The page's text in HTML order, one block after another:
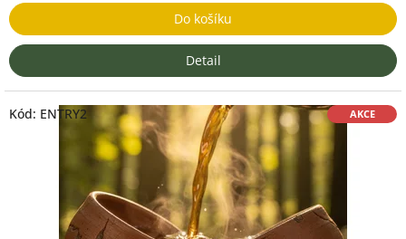
Do košíku
Detail
AKCE
Kód: ENTRY2